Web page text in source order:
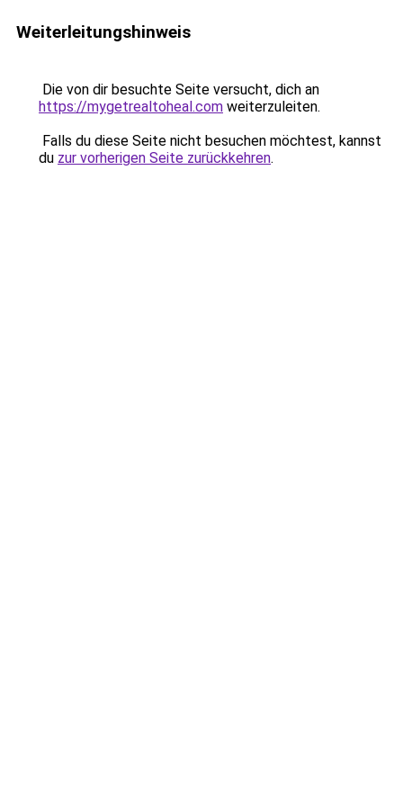
Weiterleitungshinweis
Die von dir besuchte Seite versucht, dich an
https://mygetrealtoheal.com weiterzuleiten.
Falls du diese Seite nicht besuchen möchtest, kannst
du zur vorherigen Seite zurückkehren.